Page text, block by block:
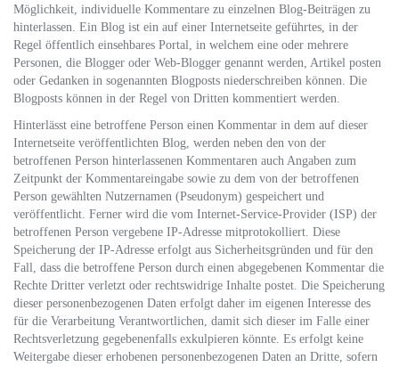
Möglichkeit, individuelle Kommentare zu einzelnen Blog-Beiträgen zu
hinterlassen. Ein Blog ist ein auf einer Internetseite geführtes, in der
Regel öffentlich einsehbares Portal, in welchem eine oder mehrere
Personen, die Blogger oder Web-Blogger genannt werden, Artikel posten
oder Gedanken in sogenannten Blogposts niederschreiben können. Die
Blogposts können in der Regel von Dritten kommentiert werden.
Hinterlässt eine betroffene Person einen Kommentar in dem auf dieser
Internetseite veröffentlichten Blog, werden neben den von der
betroffenen Person hinterlassenen Kommentaren auch Angaben zum
Zeitpunkt der Kommentareingabe sowie zu dem von der betroffenen
Person gewählten Nutzernamen (Pseudonym) gespeichert und
veröffentlicht. Ferner wird die vom Internet-Service-Provider (ISP) der
betroffenen Person vergebene IP-Adresse mitprotokolliert. Diese
Speicherung der IP-Adresse erfolgt aus Sicherheitsgründen und für den
Fall, dass die betroffene Person durch einen abgegebenen Kommentar die
Rechte Dritter verletzt oder rechtswidrige Inhalte postet. Die Speicherung
dieser personenbezogenen Daten erfolgt daher im eigenen Interesse des
für die Verarbeitung Verantwortlichen, damit sich dieser im Falle einer
Rechtsverletzung gegebenenfalls exkulpieren könnte. Es erfolgt keine
Weitergabe dieser erhobenen personenbezogenen Daten an Dritte, sofern